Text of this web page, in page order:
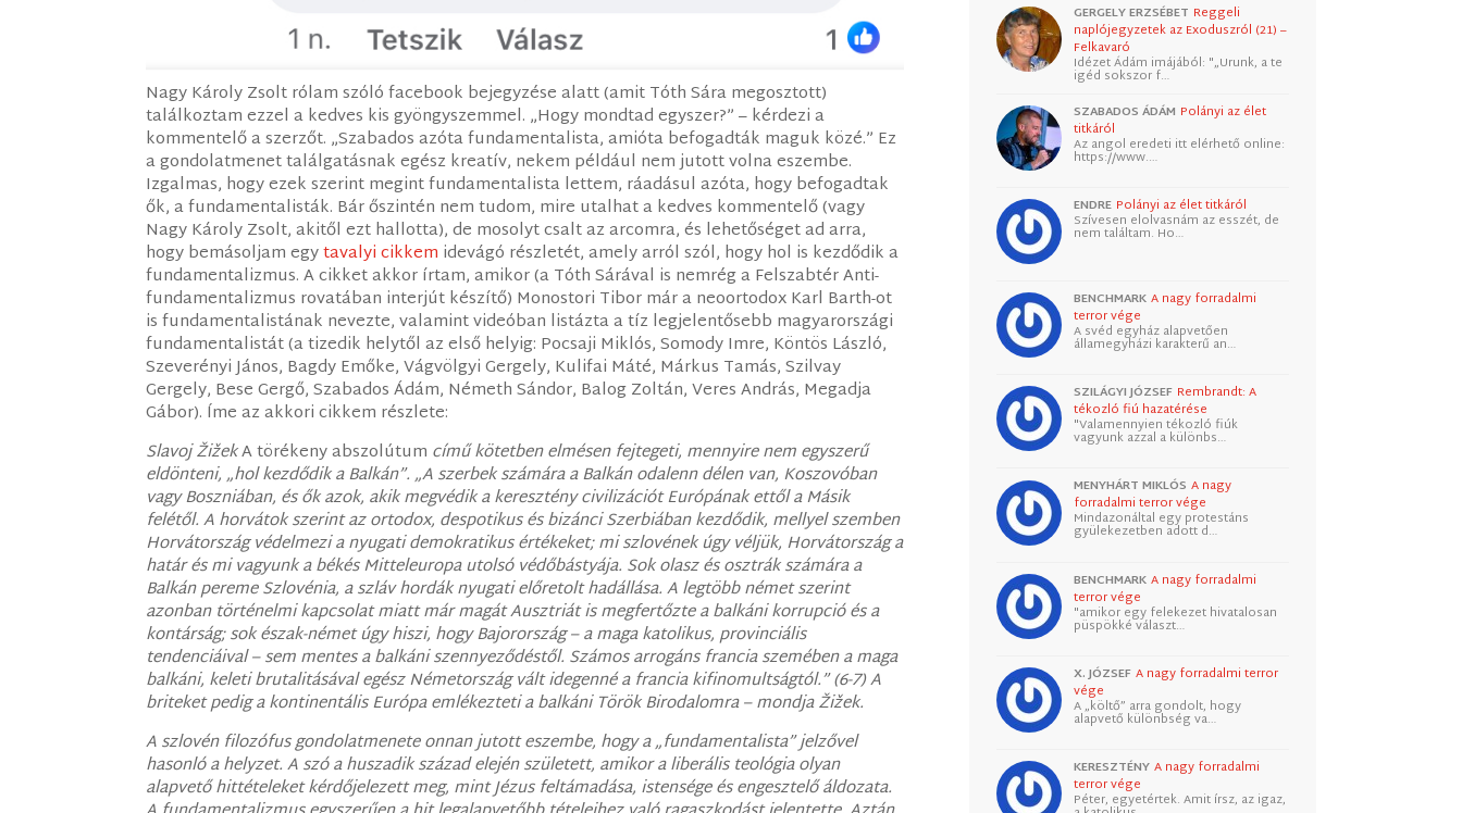
Nagy Károly Zsolt rólam szóló facebook bejegyzése alatt (amit Tóth Sára megosztott)
találkoztam ezzel a kedves kis gyöngyszemmel. „Hogy mondtad egyszer?” – kérdezi a
kommentelő a szerzőt. „Szabados azóta fundamentalista, amióta befogadták maguk közé.” Ez
a gondolatmenet találgatásnak egész kreatív, nekem például nem jutott volna eszembe.
Izgalmas, hogy ezek szerint megint fundamentalista lettem, ráadásul azóta, hogy befogadtak
ők, a fundamentalisták. Bár őszintén nem tudom, mire utalhat a kedves kommentelő (vagy
Nagy Károly Zsolt, akitől ezt hallotta), de mosolyt csalt az arcomra, és lehetőséget ad arra,
hogy bemásoljam egytavalyi cikkem idevágó részletét, amely arról szól, hogy hol is kezdődik a
fundamentalizmus. A cikket akkor írtam, amikor (a Tóth Sárával is nemrég a Felszabtér Anti-
fundamentalizmus rovatában interjút készítő) Monostori Tibor már a neoortodox Karl Barth-ot
is fundamentalistának nevezte, valamint videóban listázta a tíz legjelentősebb magyarországi
fundamentalistát (a tizedik helytől az első helyig: Pocsaji Miklós,Somody Imre, Köntös László,
Szeverényi János, Bagdy Emőke,Vágvölgyi Gergely, Kulifai Máté, Márkus Tamás,Szilvay
Gergely, Bese Gergő,Szabados Ádám, Németh Sándor, Balog Zoltán,Veres András, Megadja
Gábor). Íme az akkori cikkem részlete:
Slavoj ŽižekA törékeny abszolútum című kötetben elmésen fejtegeti, mennyire nem egyszerű
eldönteni, „hol kezdődik a Balkán”. „A szerbek számára a Balkán odalenn délen van, Koszovóban
vagy Boszniában, és ők azok, akik megvédik a keresztény civilizációt Európának ettől a Másik
felétől. A horvátok szerint az ortodox, despotikus és bizánci Szerbiában kezdődik, mellyel szemben
Horvátország védelmezi a nyugati demokratikus értékeket; mi szlovének úgy véljük, Horvátország a
határ és mi vagyunk a békés Mitteleuropa utolsó védőbástyája. Sok olasz és osztrák számára a
Balkán pereme Szlovénia, a szláv hordák nyugati előretolt hadállása. A legtöbb német szerint
azonban történelmi kapcsolat miatt már magát Ausztriát is megfertőzte a balkáni korrupció és a
kontárság; sok észak-német úgy hiszi, hogy Bajorország – a maga katolikus, provinciális
tendenciáival – sem mentes a balkáni szennyeződéstől. Számos arrogáns francia szemében a maga
balkáni, keleti brutalitásával egész Németország vált idegenné a francia kifinomultságtól.” (6-7) A
briteket pedig a kontinentális Európa emlékezteti a balkáni Török Birodalomra – mondja Žižek.
A szlovén filozófus gondolatmenete onnan jutott eszembe, hogy a „fundamentalista” jelzővel
hasonló a helyzet. A szó a huszadik század elején született, amikor a liberális teológia olyan
alapvető hittételeket kérdőjelezett meg, mint Jézus feltámadása, istensége és engesztelő áldozata.
GERGELY ERZSÉBET Reggeli
naplójegyzetek az Exoduszról (21) –
Felkavaró
Idézet Ádám imájából: "„Urunk, a te
igéd sokszor f…
SZABADOS ÁDÁM Polányi az élet
titkáról
Az angol eredeti itt elérhető online:
https://www.…
ENDRE Polányi az élet titkáról
Szívesen elolvasnám az esszét, de
nem találtam. Ho…
BENCHMARK A nagy forradalmi
terror vége
A svéd egyház alapvetően
államegyházi karakterű an…
SZILÁGYI JÓZSEF Rembrandt: A
tékozló fiú hazatérése
"Valamennyien tékozló fiúk
vagyunk azzal a különbs…
MENYHÁRT MIKLÓS A nagy
forradalmi terror vége
Mindazonáltal egy protestáns
gyülekezetben adott d…
BENCHMARK A nagy forradalmi
terror vége
"amikor egy felekezet hivatalosan
püspökké választ…
X. JÓZSEF A nagy forradalmi terror
vége
A „költő” arra gondolt, hogy
alapvető különbség va…
KERESZTÉNY A nagy forradalmi
terror vége
Péter, egyetértek. Amit írsz, az igaz,